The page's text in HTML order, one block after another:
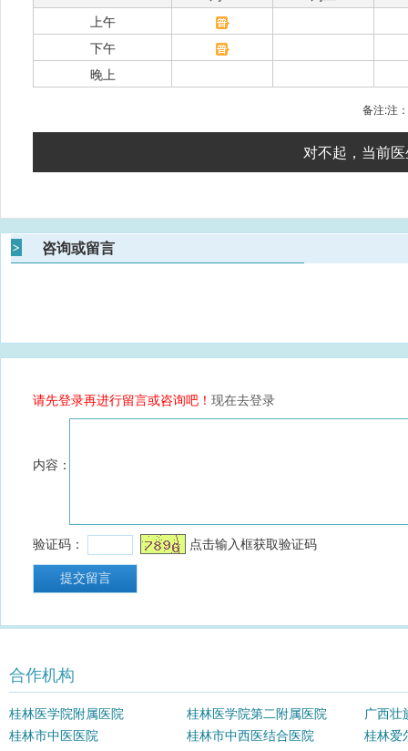
上午
下午
晚上
备注:注
对不起，当前
合作机构
桂林医学院附属医院 桂林医学院第二附属医院
广西壮
院
桂林市中医医院 桂林市中西医结合医院 桂林爱